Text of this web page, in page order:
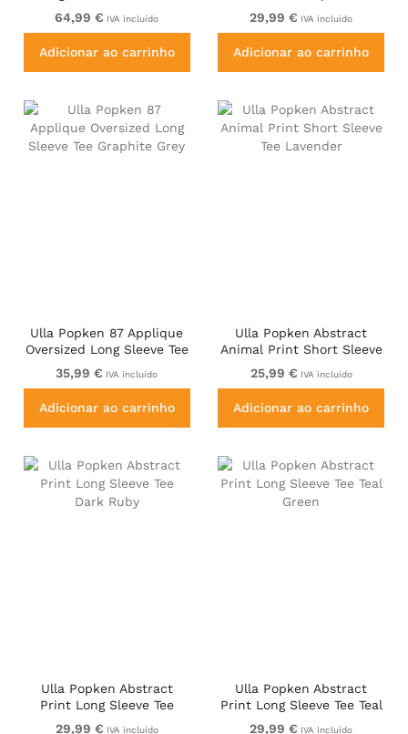
64,99 € IVA incluído
Adicionar ao carrinho
Plum
29,99 € IVA incluído
Adicionar ao carrinho
Ulla Popken 87 Applique
Oversized Long Sleeve Tee
Graphite Grey
35,99 € IVA incluído
Adicionar ao carrinho
Ulla Popken Abstract
Animal Print Short Sleeve
Tee Lavender
25,99 € IVA incluído
Adicionar ao carrinho
Ulla Popken Abstract
Print Long Sleeve Tee
Dark Ruby
29,99 € IVA incluído
Ulla Popken Abstract
Print Long Sleeve Tee Teal
Green
29,99 € IVA incluído